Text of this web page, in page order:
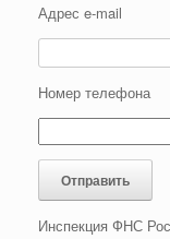
Адрес e-mail
Номер телефона
Инспекция ФНС